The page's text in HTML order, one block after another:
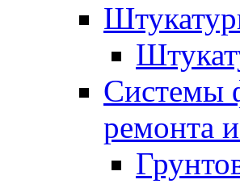
Системы
ремонта